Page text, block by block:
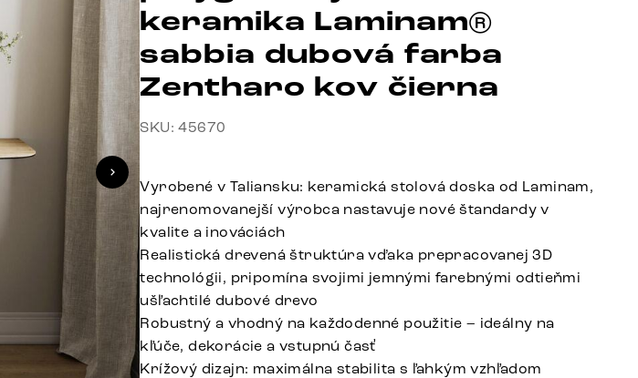
keramika Laminam®
sabbia dubová farba
Zentharo kov čierna
SKU: 45670
Vyrobené v Taliansku: keramická stolová doska od Laminam,
najrenomovanejší výrobca nastavuje nové štandardy v
kvalite a inováciách
Realistická drevená štruktúra vďaka prepracovanej 3D
technológii, pripomína svojimi jemnými farebnými odtieňmi
ušľachtilé dubové drevo
Robustný a vhodný na každodenné použitie – ideálny na
kľúče, dekorácie a vstupnú časť
Krížový dizajn: maximálna stabilita s ľahkým vzhľadom